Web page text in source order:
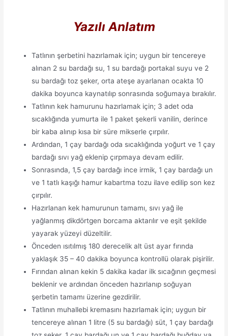
Yazılı Anlatım
Tatlının şerbetini hazırlamak için; uygun bir tencereye
alınan 2 su bardağı su, 1 su bardağı portakal suyu ve 2
su bardağı toz şeker, orta ateşe ayarlanan ocakta 10
dakika boyunca kaynatılıp sonrasında soğumaya bırakılır.
Tatlının kek hamurunu hazırlamak için; 3 adet oda
sıcaklığında yumurta ile 1 paket şekerli vanilin, derince
bir kaba alınıp kısa bir süre mikserle çırpılır.
Ardından, 1 çay bardağı oda sıcaklığında yoğurt ve 1 çay
bardağı sıvı yağ eklenip çırpmaya devam edilir.
Sonrasında, 1,5 çay bardağı ince irmik, 1 çay bardağı un
ve 1 tatlı kaşığı hamur kabartma tozu ilave edilip son kez
çırpılır.
Hazırlanan kek hamurunun tamamı, sıvı yağ ile
yağlanmış dikdörtgen borcama aktarılır ve eşit şekilde
yayarak yüzeyi düzeltilir.
Önceden ısıtılmış 180 derecelik alt üst ayar fırında
yaklaşık 35 – 40 dakika boyunca kontrollü olarak pişirilir.
Fırından alınan kekin 5 dakika kadar ilk sıcağının geçmesi
beklenir ve ardından önceden hazırlanıp soğuyan
şerbetin tamamı üzerine gezdirilir.
Tatlının muhallebi kremasını hazırlamak için; uygun bir
tencereye alınan 1 litre (5 su bardağı) süt, 1 çay bardağı